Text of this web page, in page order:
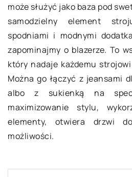
może służyć jako baza pod
samodzielny element
spodniami i modnymi
zapominajmy o blazerze. To
który nadaje każdemu
Można go łączyć z jeansami
albo z sukienką na
maximizowanie stylu,
elementy, otwiera drzwi
możliwości.